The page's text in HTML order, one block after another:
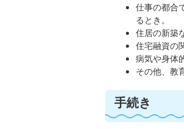
仕事の都合
るとき。
住居の新築
住宅融資の
病気や身体
その他、教
手続き